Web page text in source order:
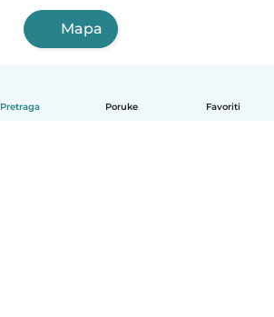
Pretraga Poruke Favoriti
Mapa